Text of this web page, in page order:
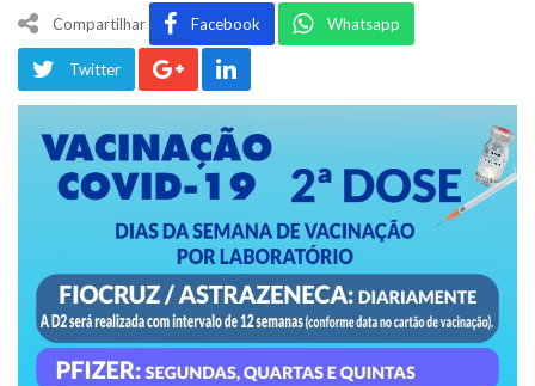
Compartilhar Facebook Whatsapp
Twitter